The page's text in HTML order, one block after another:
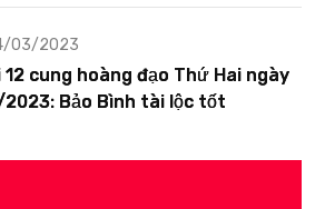
03/2023
12 cung hoàng đạo Thứ Hai ngày
Bảo Bình tài lộc tốt